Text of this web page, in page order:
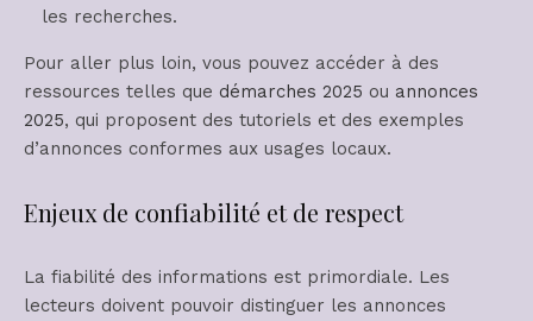
les recherches.
Pour aller plus loin, vous pouvez accéder à des
ressources telles que démarches 2025 ou annonces
2025, qui proposent des tutoriels et des exemples
d’annonces conformes aux usages locaux.
Enjeux de confiabilité et de respect
La fiabilité des informations est primordiale. Les
lecteurs doivent pouvoir distinguer les annonces